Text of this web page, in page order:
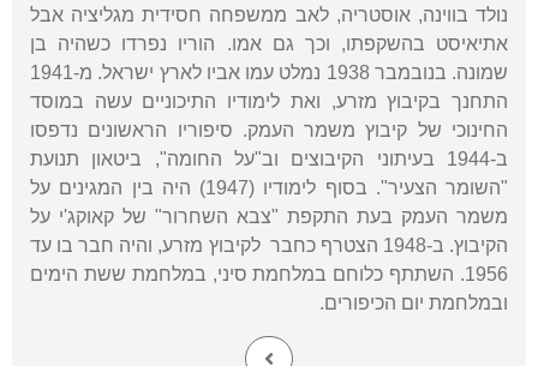
נולד בווינה, אוסטריה, לאב ממשפחה חסידית מגליציה אבל
אתיאיסט בהשקפתו, וכך גם אמו. הוריו נפרדו כשהיה בן
שמונה. בנובמבר 1938 נמלט עמו אביו לארץ ישראל. מ-1941
התחנך בקיבוץ מזרע, ואת לימודיו התיכוניים עשה במוסד
החינוכי של קיבוץ משמר העמק. סיפוריו הראשונים נדפסו
ב-1944 בעיתוני הקיבוצים וב"על החומה", ביטאון תנועת
"השומר הצעיר". בסוף לימודיו (1947) היה בין המגינים על
משמר העמק בעת התקפת "צבא השחרור" של קאוקג'י על
הקיבוץ. ב-1948 הצטרף כחבר לקיבוץ מזרע, והיה חבר בו עד
1956. השתתף כלוחם במלחמת סיני, במלחמת ששת הימים
ובמלחמת יום הכיפורים.